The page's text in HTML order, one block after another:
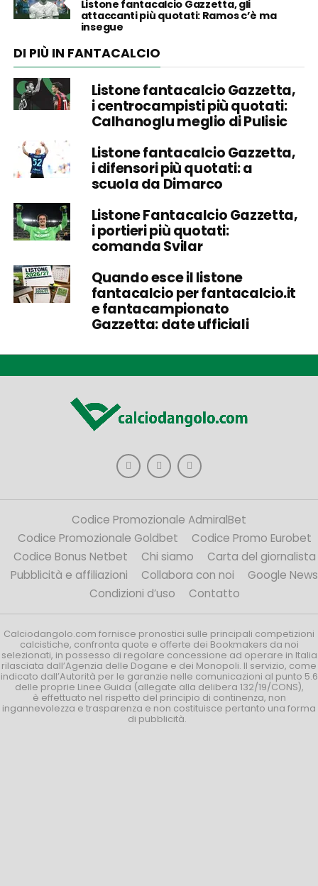
Listone fantacalcio Gazzetta, gli
attaccanti più quotati: Ramos c’è ma
insegue
DI PIÙ IN FANTACALCIO
Listone fantacalcio Gazzetta,
i centrocampisti più quotati:
Calhanoglu meglio di Pulisic
Listone fantacalcio Gazzetta,
i difensori più quotati: a
scuola da Dimarco
Listone Fantacalcio Gazzetta,
i portieri più quotati:
comanda Svilar
Quando esce il listone
fantacalcio per fantacalcio.it
e fantacampionato
Gazzetta: date ufficiali
Codice Promozionale AdmiralBet
Codice Promozionale Goldbet
Codice Promo Eurobet
Codice Bonus Netbet
Chi siamo
Carta del giornalista
Pubblicità e affiliazioni
Collabora con noi
Google News
Condizioni d’uso
Contatto
Calciodangolo.com fornisce pronostici sulle principali competizioni
calcistiche, confronta quote e offerte dei Bookmakers da noi
selezionati, in possesso di regolare concessione ad operare in Italia
rilasciata dall’Agenzia delle Dogane e dei Monopoli. Il servizio, come
indicato dall’Autorità per le garanzie nelle comunicazioni al punto 5.6
delle proprie Linee Guida (allegate alla delibera 132/19/CONS),
è effettuato nel rispetto del principio di continenza, non
ingannevolezza e trasparenza e non costituisce pertanto una forma
di pubblicità.